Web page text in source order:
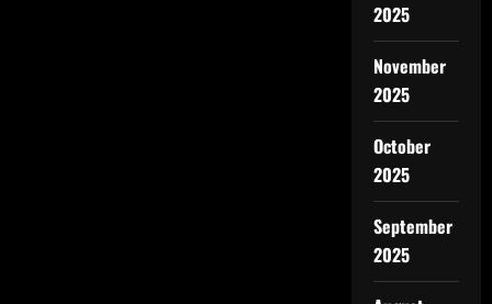
2025
November
2025
October
2025
September
2025